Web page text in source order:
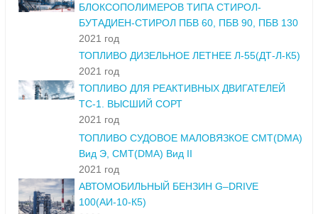
БЛОКСОПОЛИМЕРОВ ТИПА СТИРОЛ-
БУТАДИЕН-СТИРОЛ ПБВ 60, ПБВ 90, ПБВ 130
2021 год
ТОПЛИВО ДИЗЕЛЬНОЕ ЛЕТНЕЕ Л-55(ДТ-Л-К5)
2021 год
ТОПЛИВО ДЛЯ РЕАКТИВНЫХ ДВИГАТЕЛЕЙ
ТС-1. ВЫСШИЙ СОРТ
2021 год
ТОПЛИВО СУДОВОЕ МАЛОВЯЗКОЕ СМТ(DMA)
Вид Э, СМТ(DMA) Вид II
2021 год
АВТОМОБИЛЬНЫЙ БЕНЗИН G–DRIVE